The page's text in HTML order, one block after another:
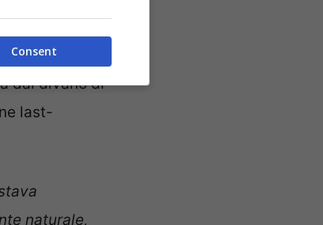
in cui ha
della
dal divano di
last-
naturale,
Consent